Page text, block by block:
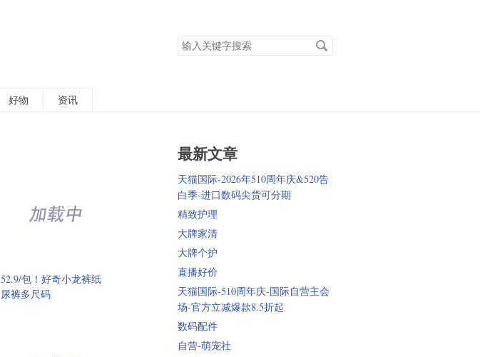
搜
索
好物 资讯
52.9/包！好奇小龙裤纸
尿裤多尺码
最新文章
天猫国际-2026年510周年庆&520告
白季-进口数码尖货可分期
精致护理
大牌家清
大牌个护
直播好价
天猫国际-510周年庆-国际自营主会
场-官方立减爆款8.5折起
数码配件
自营-萌宠社